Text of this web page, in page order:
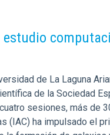
estudio
de La Laguna
de la Sociedad
sesiones, más de
(IAC) ha impulsado el